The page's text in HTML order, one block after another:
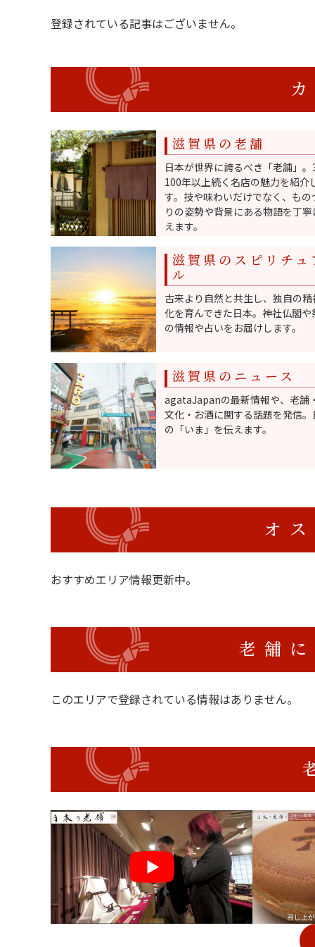
登録されている記事はございません。
滋賀県の老舗
日本が世界に誇るべき「老舗」。
100年以上続く名店の魅力を紹介
す。技や味わいだけでなく、もの
りの姿勢や背景にある物語を丁
えます。
滋賀県のスピリチュ
ル
古来より自然と共生し、独自の精
化を育んできた日本。神社仏閣や
の情報や占いをお届けします。
滋賀県のニュース
agataJapanの最新情報や、老舗
文化・お酒に関する話題を発信。
の「いま」を伝えます。
オ
おすすめエリア情報更新中。
老舗
このエリアで登録されている情報はありません。